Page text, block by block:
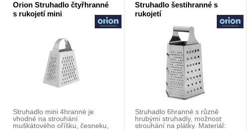
Orion Struhadlo čtyřhranné
s rukojetí mini
Struhadlo mini 4hranné je
vhodné na strouhání
muškátového oříšku, česneku,
Struhadlo šestihranné s
rukojetí
Struhadlo 6hranné s různě
hrubými struhadly, možnost
strouhání na plátky. Materiál: